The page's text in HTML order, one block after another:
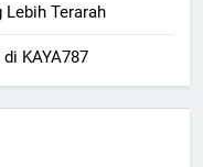
Lebih Terarah
KAYA787